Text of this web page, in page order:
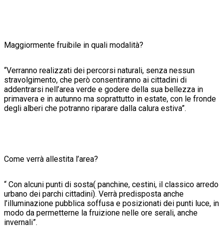
Maggiormente fruibile in quali modalità?
“Verranno realizzati dei percorsi naturali, senza nessun
stravolgimento, che però consentiranno ai cittadini di
addentrarsi nell’area verde e godere della sua bellezza in
primavera e in autunno ma soprattutto in estate, con le fronde
degli alberi che potranno riparare dalla calura estiva”.
Come verrà allestita l’area?
“ Con alcuni punti di sosta( panchine, cestini, il classico arredo
urbano dei parchi cittadini). Verrà predisposta anche
l’illuminazione pubblica soffusa e posizionati dei punti luce, in
modo da permetterne la fruizione nelle ore serali, anche
invernali”.